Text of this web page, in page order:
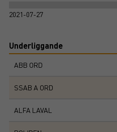
2021-07-27
Underliggande
ABB ORD
SSAB A ORD
ALFA LAVAL